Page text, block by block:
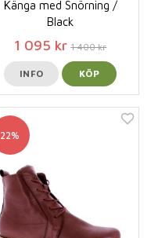
Känga med Snörning /
Black
1 095 kr 1 400 kr
INFO KÖP
22%